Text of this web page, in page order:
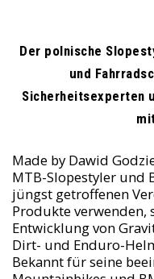
Der polnische
und
Sicherheitsexperten
Made by Dawid
MTB-Slopestyler und
jüngst getroffenen
Produkte verwenden,
Entwicklung von
Dirt- und Enduro-
Bekannt für seine